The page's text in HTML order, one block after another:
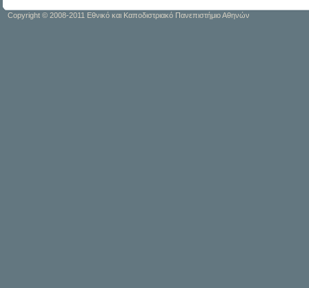
Copyright © 2008-2011 Εθνικό και Καποδιστριακό Πανεπιστήμιο Αθηνών